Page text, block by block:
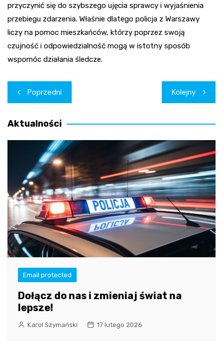
przyczynić się do szybszego ujęcia sprawcy i wyjaśnienia
przebiegu zdarzenia. Właśnie dlatego policja z Warszawy
liczy na pomoc mieszkańców, którzy poprzez swoją
czujność i odpowiedzialność mogą w istotny sposób
wspomóc działania śledcze.
Nawigacja
wpisu
Poprzedni Kolejny
Aktualności
Email protected
Dołącz do nas i zmieniaj świat na
lepsze!
Karol Szymański 17 lutego 2026